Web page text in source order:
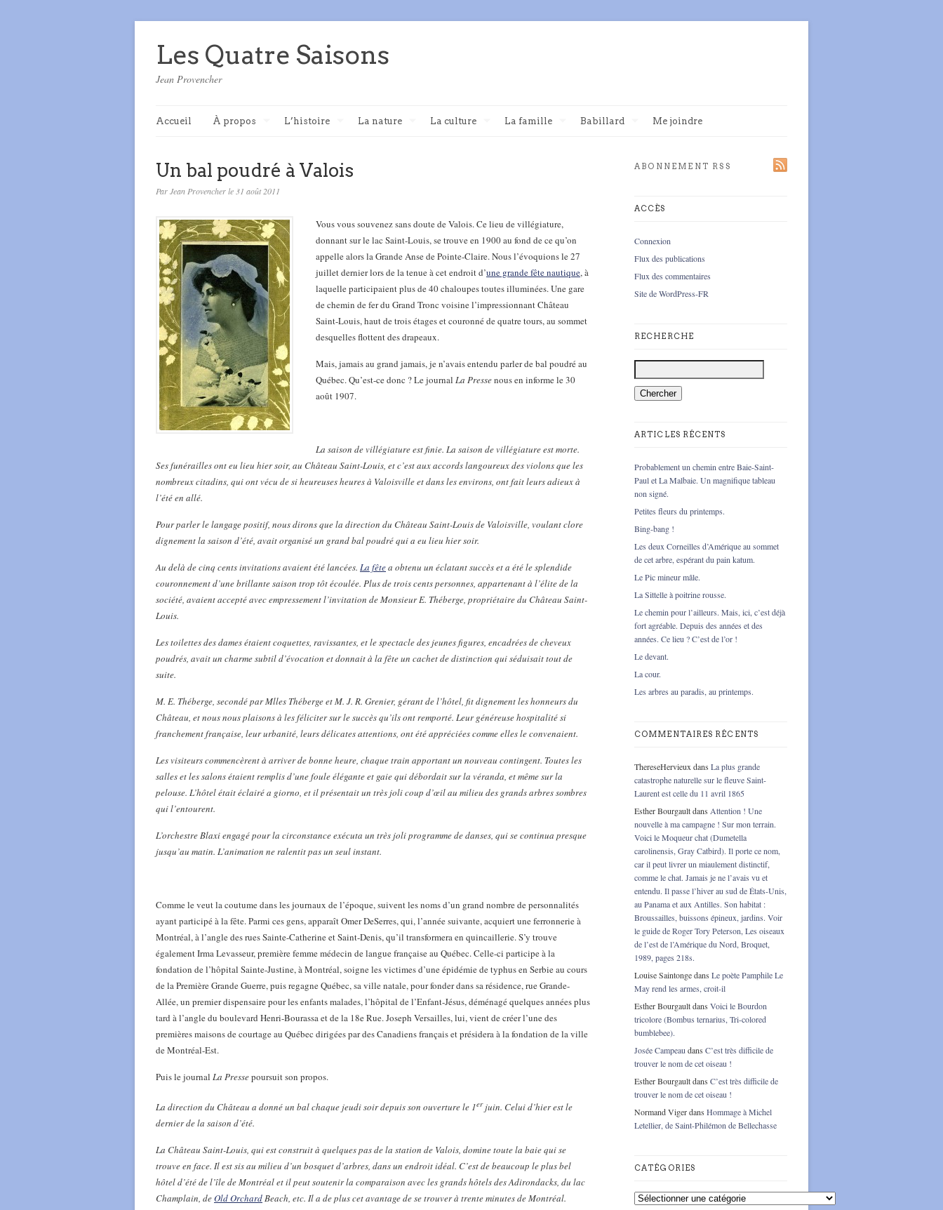
Les Quatre Saisons
Jean Provencher
Accueil À propos L’histoire La nature La culture La famille Babillard Me joindre
Un bal poudré à Valois
Par Jean Provencher le 31 août 2011
Vous vous souvenez sans doute de Valois. Ce lieu de villégiature,
donnant sur le lac Saint-Louis, se trouve en 1900 au fond de ce qu’on
appelle alors la Grande Anse de Pointe-Claire. Nous l’évoquions le 27
juillet dernier lors de la tenue à cet endroit d’une grande fête nautique, à
laquelle participaient plus de 40 chaloupes toutes illuminées.Une gare
de chemin de fer du Grand Tronc voisine l’impressionnant Château
Saint-Louis, haut de trois étages et couronné de quatre tours, au sommet
desquelles flottent des drapeaux.
Mais, jamais au grand jamais, je n’avais entendu parler de bal poudré au
Québec. Qu’est-ce donc ? Le journal La Pressenous en informe le 30
août 1907.
La saison de villégiature est finie. La saison de villégiature est morte.
Ses funérailles ont eu lieu hier soir, au Château Saint-Louis, et c’est aux accords langoureux des violons que les
nombreux citadins, qui ont vécu de si heureuses heures à Valoisville et dans les environs, ont fait leurs adieux à
l’été en allé.
Pour parler le langage positif, nous dirons que la direction du Château Saint-Louis de Valoisville, voulant clore
dignement la saison d’été, avait organisé un grand bal poudré qui a eu lieu hier soir.
Au delà de cinq cents invitations avaient été lancées. La fêtea obtenu un éclatant succès et a été le splendide
couronnement d’une brillante saison trop tôt écoulée. Plus de trois cents personnes, appartenant à l’élite de la
société, avaient accepté avec empressement l’invitation de Monsieur E. Théberge, propriétaire du Château Saint-
Louis.
Les toilettes des dames étaient coquettes, ravissantes, et le spectacle des jeunes figures, encadrées de cheveux
poudrés, avait un charme subtil d’évocation et donnait à la fête un cachet de distinction qui séduisait tout de
suite.
M. E. Théberge, secondé par Mlles Théberge et M. J. R. Grenier, gérant de l’hôtel, fit dignement les honneurs du
Château, et nous nous plaisons à les féliciter sur le succès qu’ils ont remporté. Leur généreuse hospitalité si
franchement française, leur urbanité, leurs délicates attentions, ont été appréciées comme elles le convenaient.
Les visiteurs commencèrent à arriver de bonne heure, chaque train apportant un nouveau contingent. Toutes les
salles et les salons étaient remplis d’une foule élégante et gaie qui débordait sur la véranda, et même sur la
pelouse. L’hôtel était éclairé a giorno, et il présentait un très joli coup d’œil au milieu des grands arbres sombres
qui l’entourent.
L’orchestre Blaxi engagé pour la circonstance exécuta un très joli programme de danses, qui se continua presque
jusqu’au matin. L’animation ne ralentit pas un seul instant.
Comme le veut la coutume dans les journaux de l’époque, suivent les noms d’un grand nombre de personnalités
ayant participé à la fête. Parmi ces gens, apparaît Omer DeSerres, qui, l’année suivante, acquiert une ferronnerie à
Montréal, à l’angle des rues Sainte-Catherine et Saint-Denis, qu’il transformera en quincaillerie. S’y trouve
également Irma Levasseur, première femme médecin de langue française au Québec. Celle-ci participe à la
fondation de l’hôpital Sainte-Justine, à Montréal, soigne les victimes d’une épidémie de typhus en Serbie au cours
de la Première Grande Guerre, puis regagne Québec, sa ville natale, pour fonder dans sa résidence, rue Grande-
Allée, un premier dispensaire pour les enfants malades, l’hôpital de l’Enfant-Jésus, déménagé quelques années plus
tard à l’angle du boulevard Henri-Bourassa et de la 18e Rue. Joseph Versailles, lui, vient de créer l’une des
premières maisons de courtage au Québec dirigées par des Canadiens français et présidera à la fondation de la ville
de Montréal-Est.
Puis le journal La Pressepoursuit son propos.
La direction du Château a donné un bal chaque jeudi soir depuis son ouverture le 1erjuin. Celui d’hier est le
dernier de la saison d’été.
La Château Saint-Louis, qui est construit à quelques pas de la station de Valois, domine toute la baie qui se
trouve en face. Il est sis au milieu d’un bosquet d’arbres, dans un endroit idéal. C’est de beaucoup le plus bel
hôtel d’été de l’île de Montréal et il peut soutenir la comparaison avec les grands hôtels des Adirondacks, du lac
Champlain, deOld OrchardBeach, etc. Il a de plus cet avantage de se trouver à trente minutes de Montréal.
ABONNEMENT RSS
ACCÈS
Connexion
Flux des publications
Flux des commentaires
Site de WordPress-FR
RECHERCHE
ARTICLES RÉCENTS
Probablement un chemin entre Baie-Saint-
Paul et La Malbaie. Un magnifique tableau
non signé.
Petites fleurs du printemps.
Bing-bang !
Les deux Corneilles d’Amérique au sommet
de cet arbre, espérant du pain katum.
Le Pic mineur mâle.
La Sittelle à poitrine rousse.
Le chemin pour l’ailleurs. Mais, ici, c’est déjà
fort agréable. Depuis des années et des
années. Ce lieu ? C’est de l’or !
Le devant.
La cour.
Les arbres au paradis, au printemps.
COMMENTAIRES RÉCENTS
ThereseHervieux dans La plus grande
catastrophe naturelle sur le fleuve Saint-
Laurent est celle du 11 avril 1865
Esther Bourgaultdans Attention ! Une
nouvelle à ma campagne ! Sur mon terrain.
Voici le Moqueur chat (Dumetella
carolinensis, Gray Catbird). Il porte ce nom,
car il peut livrer un miaulement distinctif,
comme le chat. Jamais je ne l’avais vu et
entendu. Il passe l’hiver au sud de États-Unis,
au Panama et aux Antilles. Son habitat :
Broussailles, buissons épineux, jardins. Voir
le guide de Roger Tory Peterson, Les oiseaux
de l’est de l’Amérique du Nord, Broquet,
1989, pages 218s.
Louise Saintongedans Le poète Pamphile Le
May rend les armes, croit-il
Esther Bourgaultdans Voici le Bourdon
tricolore (Bombus ternarius, Tri-colored
bumblebee).
Josée Campeau dans C’est très difficile de
trouver le nom de cet oiseau !
Esther Bourgaultdans C’est très difficile de
trouver le nom de cet oiseau !
Normand Vigerdans Hommage à Michel
Letellier, de Saint-Philémon de Bellechasse
CATÉGORIES